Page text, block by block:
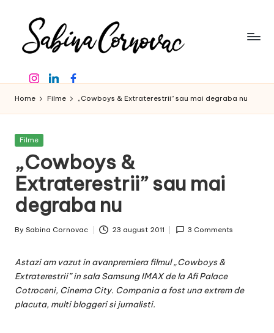
content
a
b
in
a
C
o
r
n
o
v
a
creator
de
16
-
InstagramLinkedinFacebook
Home Filme „Cowboys & Extraterestrii” sau mai degraba nu
Posted
Filme
„Cowboys &
Extraterestrii” sau mai
degraba nu
Posted
By Sabina Cornovac 23 august 2011 3 Comments
Astazi am vazut in avanpremiera filmul „Cowboys &
Extraterestrii” in sala Samsung IMAX de la Afi Palace
Cotroceni, Cinema City. Compania a fost una extrem de
placuta, multi bloggeri si jurnalisti.